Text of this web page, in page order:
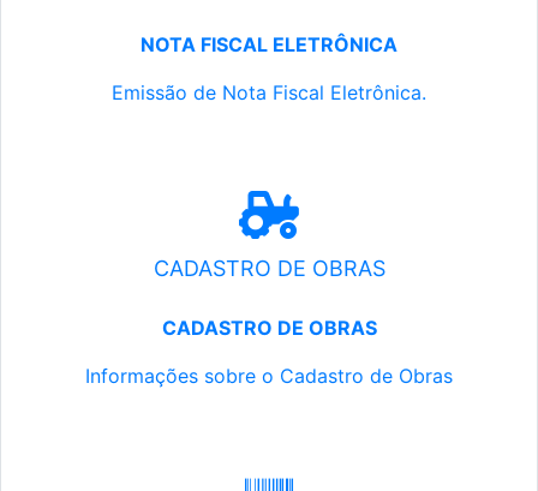
NOTA FISCAL ELETRÔNICA
Emissão de Nota Fiscal Eletrônica.
CADASTRO DE OBRAS
CADASTRO DE OBRAS
Informações sobre o Cadastro de Obras